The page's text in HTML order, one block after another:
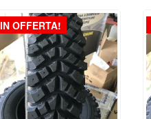
IN OFFERTA!